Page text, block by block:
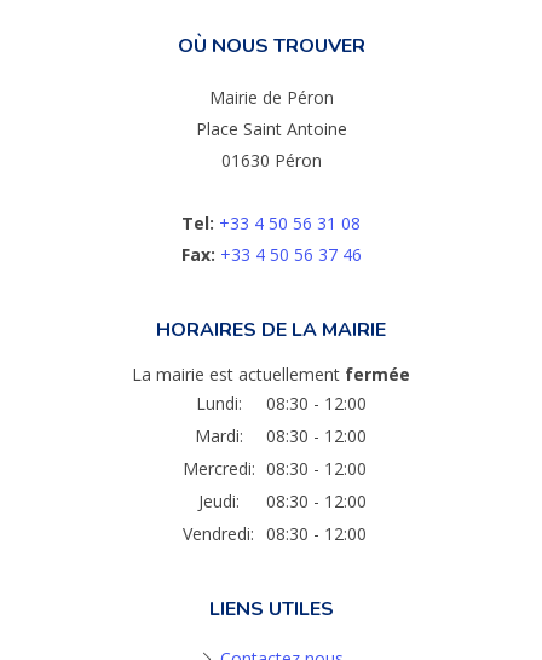
OÙ NOUS TROUVER
Mairie de Péron
Place Saint Antoine
01630 Péron
Tel: +33 4 50 56 31 08
Fax: +33 4 50 56 37 46
HORAIRES DE LA MAIRIE
La mairie est actuellement fermée
Lundi:
08:30 - 12:00
Mardi:
08:30 - 12:00
Mercredi: 08:30 - 12:00
Jeudi:
08:30 - 12:00
Vendredi: 08:30 - 12:00
LIENS UTILES